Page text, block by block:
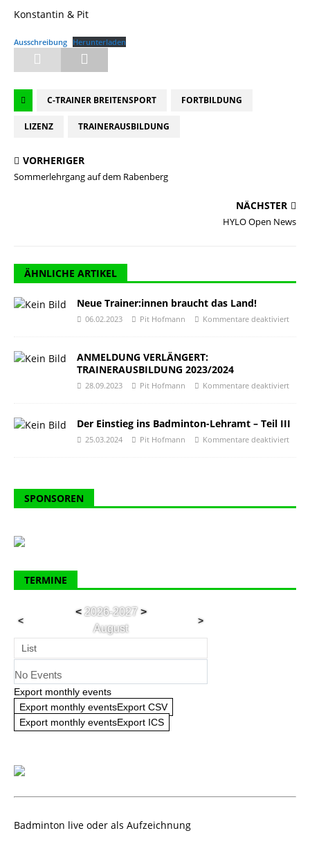
Konstantin & Pit
Ausschreibung Herunterladen
C-TRAINER BREITENSPORT FORTBILDUNG
LIZENZ TRAINERAUSBILDUNG
VORHERIGER
Sommerlehrgang auf dem Rabenberg
NÄCHSTER
HYLO Open News
ÄHNLICHE ARTIKEL
Neue Trainer:innen braucht das Land!
06.02.2023 Pit Hofmann Kommentare deaktiviert
ANMELDUNG VERLÄNGERT:
TRAINERAUSBILDUNG 2023/2024
28.09.2023 Pit Hofmann Kommentare deaktiviert
Der Einstieg ins Badminton-Lehramt – Teil III
25.03.2024 Pit Hofmann Kommentare deaktiviert
SPONSOREN
TERMINE
<
<2026-2027 >
August
>
List
No Events
Export monthly events
Export monthly eventsExport CSV
Export monthly eventsExport ICS
Badminton live oder als Aufzeichnung